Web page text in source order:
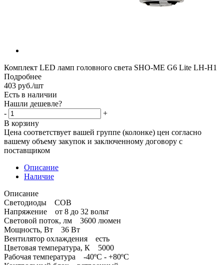
Комплект LED ламп головного света SHO-ME G6 Lite LH-H1
Подробнее
403 руб./шт
Есть в наличии
Нашли дешевле?
-
+
В корзину
Цена соответствует вашей группе (колонке) цен согласно
вашему объему закупок и заключенному договору с
поставщиком
Описание
Наличие
Описание
Светодиоды COB
Напряжение от 8 до 32 вольт
Световой поток, лм 3600 люмен
Мощность, Вт 36 Вт
Вентилятор охлаждения есть
Цветовая температура, К 5000
Рабочая температура -40ºС - +80ºС